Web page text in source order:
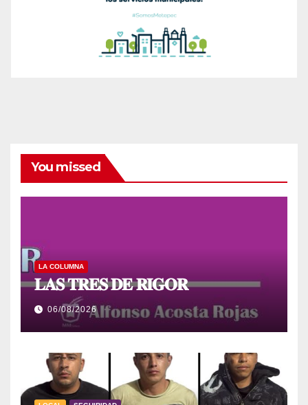
You missed
LA COLUMNA
𝐋𝐀𝐒 𝐓𝐑𝐄𝐒 𝐃𝐄 𝐑𝐈𝐆𝐎𝐑
06/08/2026